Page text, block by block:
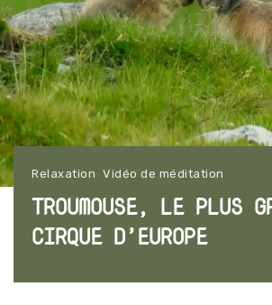
Relaxation Vidéo de méditation
TROUMOUSE, LE PLUS
CIRQUE D’EUROPE